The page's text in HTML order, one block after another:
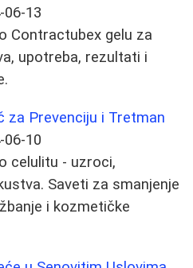
06-13
Contractubex gelu za
upotreba, rezultati i
za Prevenciju i Tretman
06-10
celulitu - uzroci,
Saveti za smanjenje
i kozmetičke